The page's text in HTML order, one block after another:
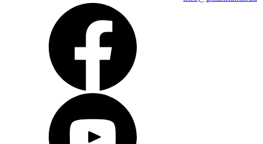
Хроматография
Расходные материалы для хроматографии
Тонкослойная хроматография
Жидкостная хроматография
Газовая хроматография